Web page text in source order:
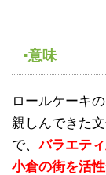
▪意味
ロールケーキ
親しんできた
で、バラエテ
小倉の街を活